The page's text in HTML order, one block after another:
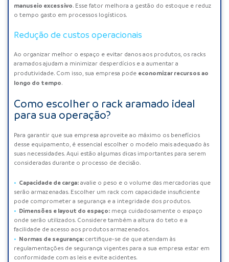
manuseio excessivo. Esse fator melhora a gestão do estoque e reduz
o tempo gasto em processos logísticos.
Redução de custos operacionais
Ao organizar melhor o espaço e evitar danos aos produtos, os racks
aramados ajudam a minimizar desperdícios e a aumentar a
produtividade. Com isso, sua empresa pode economizar recursos ao
longo do tempo.
Como escolher o rack aramado ideal
para sua operação?
Para garantir que sua empresa aproveite ao máximo os benefícios
desse equipamento, é essencial escolher o modelo mais adequado às
suas necessidades. Aqui estão algumas dicas importantes para serem
consideradas durante o processo de decisão.
Capacidade de carga: avalie o peso e o volume das mercadorias que
serão armazenadas. Escolher um rack com capacidade insuficiente
pode comprometer a segurança e a integridade dos produtos.
Dimensões e layout do espaço: meça cuidadosamente o espaço
onde serão utilizados. Considere também a altura do teto e a
facilidade de acesso aos produtos armazenados.
Normas de segurança: certifique-se de que atendam às
regulamentações de segurança vigentes para a sua empresa estar em
conformidade com as leis e evite acidentes.